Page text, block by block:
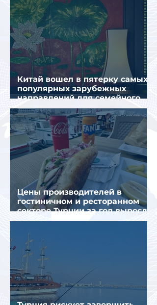
Китай вошел в пятерку самых
популярных зарубежных
направлений для семейного
отдыха летом
Цены производителей в
гостиничном и ресторанном
секторе Турции за год выросли
почти на 32%